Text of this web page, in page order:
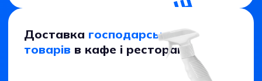
Доставка господарських
товарів в кафе і ресторани